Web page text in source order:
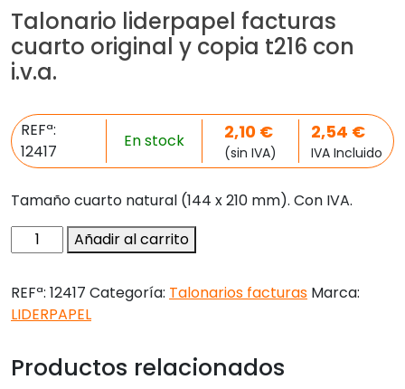
Talonario liderpapel facturas
cuarto original y copia t216 con
i.v.a.
REFª:
12417
En stock 2,10 €
(sin IVA)
2,54 €
IVA Incluido
Tamaño cuarto natural (144 x 210 mm). Con IVA.
Talonario
liderpapel
cuarto
original
copia
Añadir al carrito
REFª: 12417 Categoría: Talonarios facturas Marca:
LIDERPAPEL
Productos relacionados